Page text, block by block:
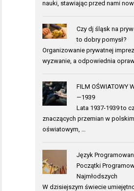
nauki, stawiając przed nami
Czy dj śląsk na
to dobry pomysł?
Organizowanie prywatnej
wyzwanie, a odpowiednia
FILM OŚWIATOWY
—1939
Lata 1937-1939 to
znaczących przemian w
oświatowym, …
Język
Początki
Najmłodszych
W dzisiejszym świecie